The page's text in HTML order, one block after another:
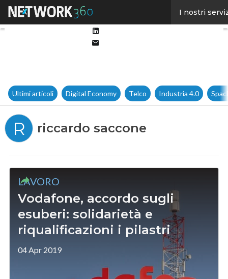
I nostri
Ultimi articoli Digital Economy Telco Industria 4.0
R riccardo saccone
LAVORO
Vodafone, accordo sugli
esuberi: solidarietà e
riqualificazioni i pilastri
04 Apr 2019